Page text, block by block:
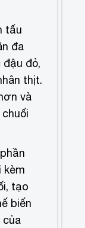
tấu
đa
đỏ,
thịt.
và
kèm
tạo
biến
của